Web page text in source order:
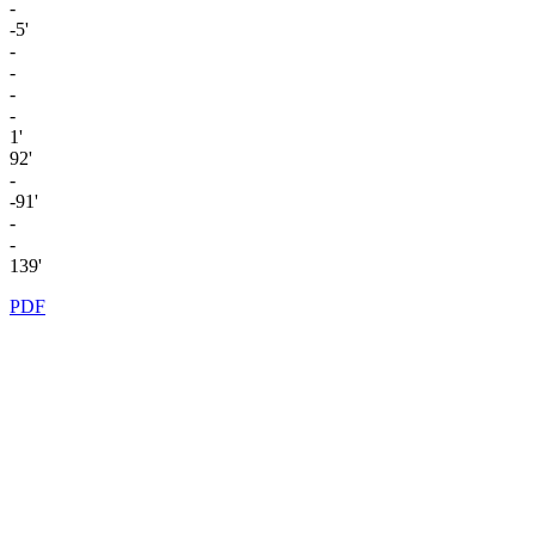
-
-5'
-
-
-
-
1'
92'
-
-91'
-
-
139'
PDF